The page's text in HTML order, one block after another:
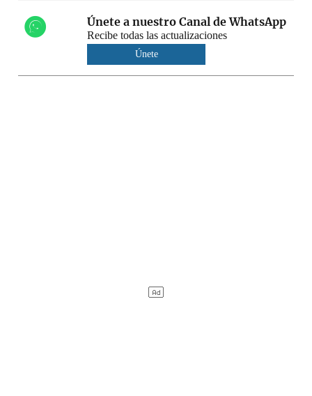
Únete a nuestro Canal de WhatsApp
Recibe todas las actualizaciones
Únete